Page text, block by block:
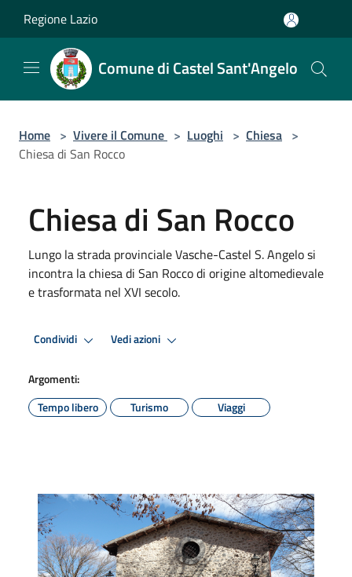
Regione Lazio
Comune di Castel Sant'Angelo
Home > Vivere il Comune > Luoghi > Chiesa >
Chiesa di San Rocco
Chiesa di San Rocco
Lungo la strada provinciale Vasche-Castel S. Angelo si
incontra la chiesa di San Rocco di origine altomedievale
e trasformata nel XVI secolo.
Condividi Vedi azioni
Argomenti:
Tempo libero
Turismo Viaggi